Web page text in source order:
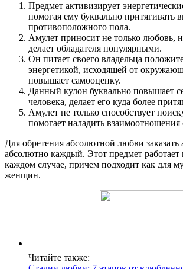
Предмет активизирует
помогая ему буквально притягивать
противоположного пола.
Амулет приносит не только любовь,
делает обладателя популярными.
Он питает своего владельца
энергетикой, исходящей от
повышает самооценку.
Данный кулон буквально повышает
человека, делает его куда более
Амулет не только способствует
помогает наладить
Для обретения абсолютной любви заказать
абсолютно каждый. Этот предмет работает
каждом случае, причем подходит как для
женщин.
Читайте также: